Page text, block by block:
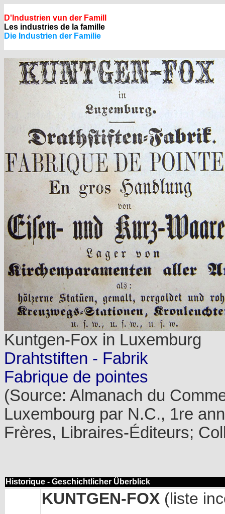
D'Industrien vun der Famill
Les industries de la famille
Die Industrien der Familie
Kuntgen-Fox in Luxemburg
Drahtstiften - Fabrik
Fabrique de pointes
(Source: Almanach du
Luxembourg par N.C., 1re
Frères, Libraires-Éditeurs;
Historique - Geschichtlicher Überblick
KUNTGEN-FOX (liste